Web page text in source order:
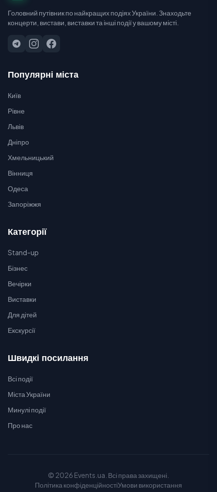
Головний путівник по найкращих подіях України. Знаходьте
концерти, вистави, виставки та інші події у вашому місті.
Популярні міста
Київ
Рівне
Львів
Дніпро
Хмельницький
Вінниця
Одеса
Запоріжжя
Категорії
Stand-up
Бізнес
Вечірки
Виставки
Для дітей
Екскурсії
Швидкі посилання
Всі події
Міста України
Минулі події
Про нас
© 2026 Events.ua. Всі права захищені.
Політика конфіденційностіУмови використання